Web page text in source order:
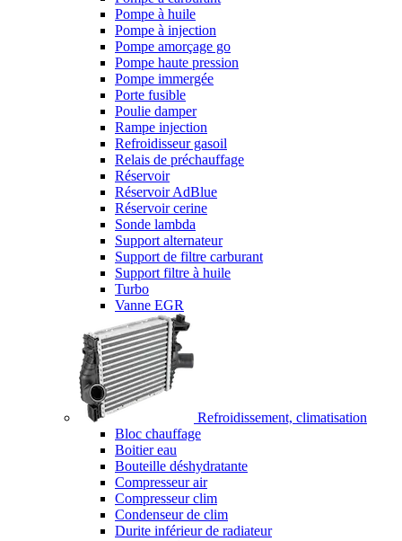
Pompe à huile
Pompe à injection
Pompe amorçage go
Pompe haute pression
Pompe immergée
Porte fusible
Poulie damper
Rampe injection
Refroidisseur gasoil
Relais de préchauffage
Réservoir
Réservoir AdBlue
Réservoir cerine
Sonde lambda
Support alternateur
Support de filtre carburant
Support filtre à huile
Turbo
Vanne EGR
Refroidissement, climatisation
Bloc chauffage
Boitier eau
Bouteille déshydratante
Compresseur air
Compresseur clim
Condenseur de clim
Durite inférieur de radiateur